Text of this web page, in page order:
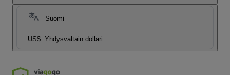
Suomi
US$ Yhdysvaltain dollari